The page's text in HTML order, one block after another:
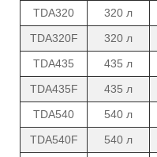
TDA320
320 л
TDA320F
320 л
TDA435
435 л
TDA435F
435 л
TDA540
540 л
TDA540F
540 л